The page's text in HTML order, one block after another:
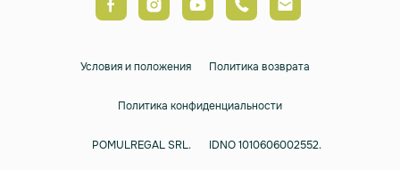
Условия и положения Политика возврата
Политика конфиденциальности
POMULREGAL SRL. IDNO 1010606002552.